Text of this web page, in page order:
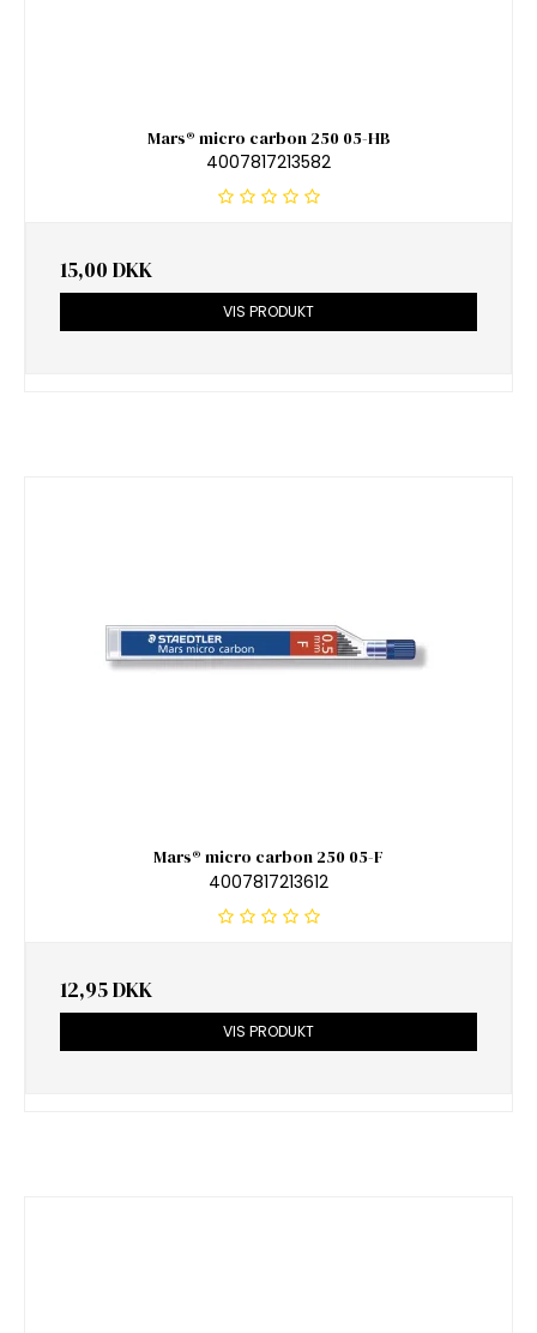
Mars® micro carbon 250 05-HB
4007817213582
15,00 DKK
VIS PRODUKT
Mars® micro carbon 250 05-F
4007817213612
12,95 DKK
VIS PRODUKT